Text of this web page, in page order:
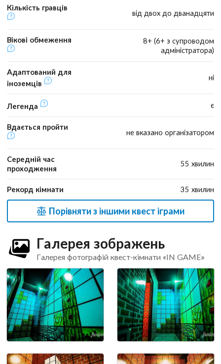
Кількість гравців
від двох до дванадцяти
Вікові обмеження
8+ (6+ з супроводом
адміністратора)
Адаптований для
іноземців
ні
Легенда є
Вдається пройти
не вказано організатором
Середній час
проходження
55 хвилин
Рекорд кімнати 35 хвилин
Порівняти з іншими квест іграми
Галерея зображень
Галерея фотографій квест-кімнати «IN GAME»